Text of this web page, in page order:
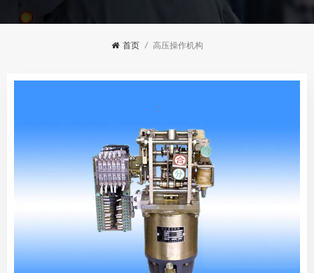
首页 / 高压操作机构